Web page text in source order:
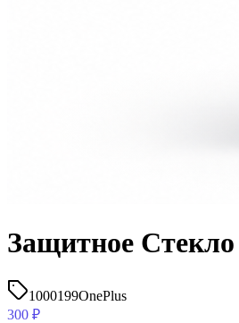
Защитное Стекло
1000199OnePlus
300 ₽